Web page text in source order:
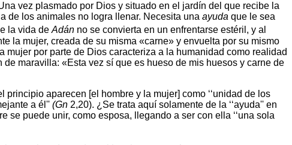
vez plasmado por Dios y situado en el jardín del que recibe la
de los animales no logra llenar. Necesita una ayuda que le sea
la vida deAdán no se convierta en un enfrentarse estéril, y al
la mujer, creada de su misma «carne» y envuelta por su mismo
por parte de Dios caracteriza a la humanidad como realidad
maravilla: «Esta vez sí que es hueso de mis huesos y carne de
principio aparecen [el hombre y la mujer] como ‘‘unidad de los
a él'' (Gn 2,20). ¿Se trata aquí solamente de la ‘‘ayuda'' en
puede unir, como esposa, llegando a ser con ella ‘‘una sola